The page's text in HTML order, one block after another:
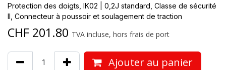
Protection des doigts, IK02 | 0,2J standard, Classe de sécurité
II, Connecteur à poussoir et soulagement de traction
CHF 201.80 TVA incluse, hors frais de port
Ajouter au panier